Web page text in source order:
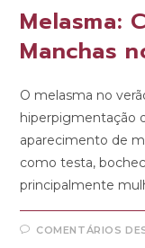
Melasma:
Manchas
O melasma no
hiperpigmentação
aparecimento de
como testa,
principalmente
COMENTÁRIOS